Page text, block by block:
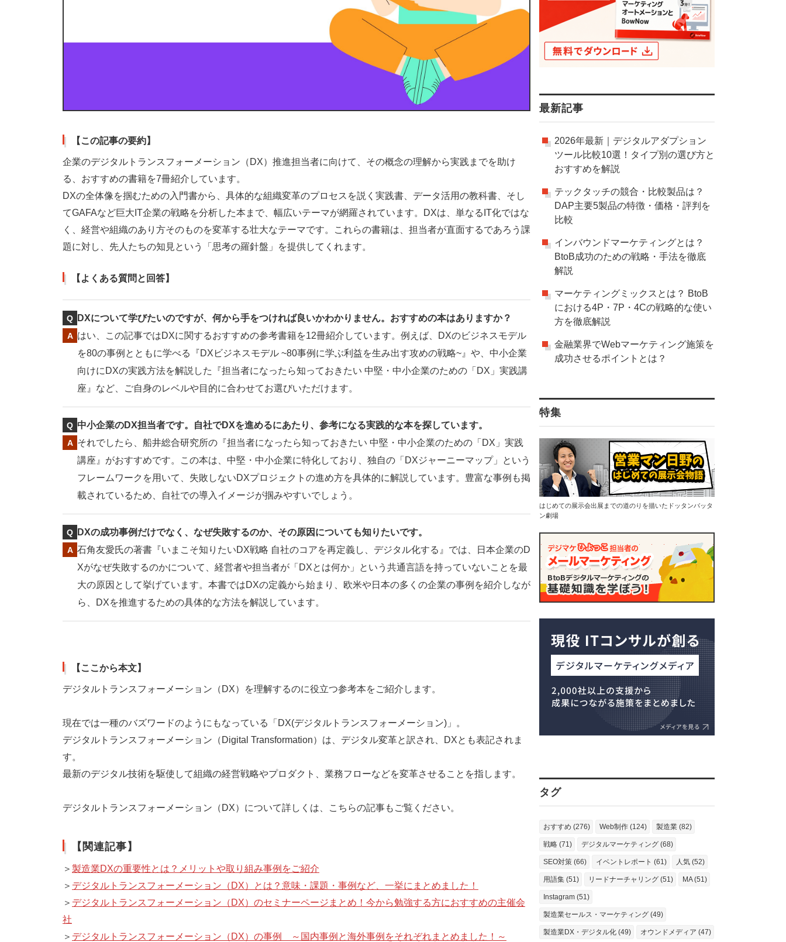
【この記事の要約】
企業のデジタルトランスフォーメーション（DX）推進担当者に向けて、その概念の理解から実践までを助け
る、おすすめの書籍を7冊紹介しています。
DXの全体像を掴むための入門書から、具体的な組織変革のプロセスを説く実践書、データ活用の教科書、そし
てGAFAなど巨大IT企業の戦略を分析した本まで、幅広いテーマが網羅されています。DXは、単なるIT化ではな
く、経営や組織のあり方そのものを変革する壮大なテーマです。これらの書籍は、担当者が直面するであろう課
題に対し、先人たちの知見という「思考の羅針盤」を提供してくれます。
【よくある質問と回答】
DXについて学びたいのですが、何から手をつければ良いかわかりません。おすすめの本はありますか？
はい、この記事ではDXに関するおすすめの参考書籍を12冊紹介しています。例えば、DXのビジネスモデル
を80の事例とともに学べる『DXビジネスモデル ~80事例に学ぶ利益を生み出す攻めの戦略~』や、中小企業
向けにDXの実践方法を解説した『担当者になったら知っておきたい 中堅・中小企業のための「DX」実践講
座』など、ご自身のレベルや目的に合わせてお選びいただけます。
中小企業のDX担当者です。自社でDXを進めるにあたり、参考になる実践的な本を探しています。
それでしたら、船井総合研究所の『担当者になったら知っておきたい 中堅・中小企業のための「DX」実践
講座』がおすすめです。この本は、中堅・中小企業に特化しており、独自の「DXジャーニーマップ」という
フレームワークを用いて、失敗しないDXプロジェクトの進め方を具体的に解説しています。豊富な事例も掲
載されているため、自社での導入イメージが掴みやすいでしょう。
DXの成功事例だけでなく、なぜ失敗するのか、その原因についても知りたいです。
石角友愛氏の著書『いまこそ知りたいDX戦略 自社のコアを再定義し、デジタル化する』では、日本企業のD
Xがなぜ失敗するのかについて、経営者や担当者が「DXとは何か」という共通言語を持っていないことを最
大の原因として挙げています。本書ではDXの定義から始まり、欧米や日本の多くの企業の事例を紹介しなが
ら、DXを推進するための具体的な方法を解説しています。
【ここから本文】
デジタルトランスフォーメーション（DX）を理解するのに役立つ参考本をご紹介します。
現在では一種のバズワードのようにもなっている「DX(デジタルトランスフォーメーション)」。
デジタルトランスフォーメーション（Digital Transformation）は、デジタル変革と訳され、DXとも表記されま
す。
最新のデジタル技術を駆使して組織の経営戦略やプロダクト、業務フローなどを変革させることを指します。
デジタルトランスフォーメーション（DX）について詳しくは、こちらの記事もご覧ください。
【関連記事】
＞ 製造業DXの重要性とは？メリットや取り組み事例をご紹介
＞ デジタルトランスフォーメーション（DX）とは？意味・課題・事例など、一挙にまとめました！
＞ デジタルトランスフォーメーション（DX）のセミナーページまとめ！今から勉強する方におすすめの主催会
社
＞ デジタルトランスフォーメーション（DX）の事例 ～国内事例と海外事例をそれぞれまとめました！～
最新記事
2026年最新｜デジタルアダプション
ツール比較10選！タイプ別の選び方と
おすすめを解説
テックタッチの競合・比較製品は？
DAP主要5製品の特徴・価格・評判を
比較
インバウンドマーケティングとは？
BtoB成功のための戦略・手法を徹底
解説
マーケティングミックスとは？ BtoB
における4P・7P・4Cの戦略的な使い
方を徹底解説
金融業界でWebマーケティング施策を
成功させるポイントとは？
特集
はじめての展示会出展までの道のりを描いたドッタンバッタ
ン劇場
タグ
おすすめ (276) Web制作 (124) 製造業 (82)
戦略 (71) デジタルマーケティング (68)
SEO対策 (66) イベントレポート (61) 人気 (52)
用語集 (51) リードナーチャリング (51) MA (51)
Instagram (51)
製造業セールス・マーケティング (49)
製造業DX・デジタル化 (49) オウンドメディア (47)